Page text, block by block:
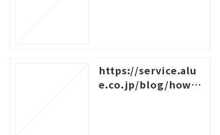
https://service.alu
e.co.jp/blog/how-t